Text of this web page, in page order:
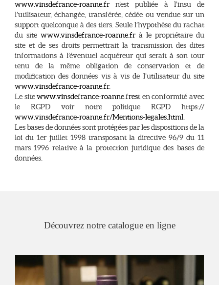
www.vinsdefrance-roanne.frn’est publiée à l’insu de
l’utilisateur, échangée, transférée, cédée ou vendue sur un
support quelconque à des tiers. Seule l’hypothèse du rachat
du site www.vinsdefrance-roanne.frà le propriétaire du
site et de ses droits permettrait la transmission des dites
informations à l’éventuel acquéreur qui serait à son tour
tenu de la même obligation de conservation et de
modification des données vis à vis de l’utilisateur du site
www.vinsdefrance-roanne.fr.
Le sitewww.vinsdefrance-roanne.frest en conformité avec
le RGPD voir notre politique RGPD https://
www.vinsdefrance-roanne.fr/Mentions-legales.html
Les bases de données sont protégées par les dispositions de la
loi du 1er juillet 1998 transposant la directive 96/9 du 11
mars 1996 relative à la protection juridique des bases de
données.
Découvrez notre catalogue en ligne